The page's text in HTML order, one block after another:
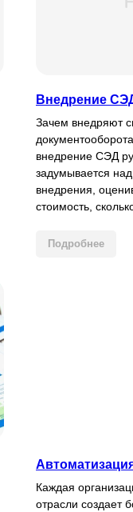
Внедрение
Зачем внедряют
внедрение СЭД
задумывается
внедрения,
стоимость,
Подробнее
Каждая
отрасли создает